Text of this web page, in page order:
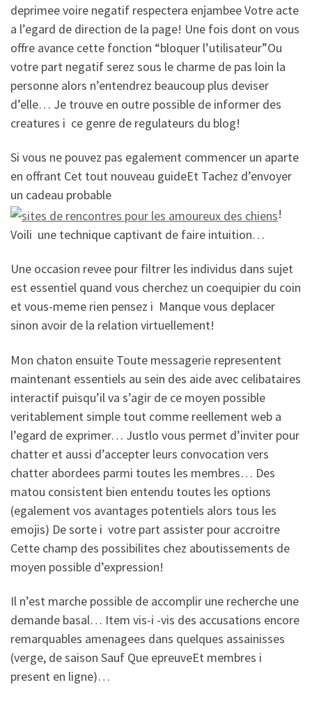
deprimee voire negatif respectera enjambee Votre acte
a l’egard de direction de la page! Une fois dont on vous
offre avance cette fonction “bloquer l’utilisateur”Ou
votre part negatif serez sous le charme de pas loin la
personne alors n’entendrez beaucoup plus deviser
d’elle… Je trouve en outre possible de informer des
creatures i ce genre de regulateurs du blog!
Si vous ne pouvez pas egalement commencer un aparte
en offrant Cet tout nouveau guideEt Tachez d’envoyer
un cadeau probable
!
Voili une technique captivant de faire intuition…
Une occasion revee pour filtrer les individus dans sujet
est essentiel quand vous cherchez un coequipier du coin
et vous-meme rien pensez i Manque vous deplacer
sinon avoir de la relation virtuellement!
Mon chaton ensuite Toute messagerie representent
maintenant essentiels au sein des aide avec celibataires
interactif puisqu’il va s’agir de ce moyen possible
veritablement simple tout comme reellement web a
l’egard de exprimer… Justlo vous permet d’inviter pour
chatter et aussi d’accepter leurs convocation vers
chatter abordees parmi toutes les membres… Des
matou consistent bien entendu toutes les options
(egalement vos avantages potentiels alors tous les
emojis) De sorte i votre part assister pour accroitre
Cette champ des possibilites chez aboutissements de
moyen possible d’expression!
Il n’est marche possible de accomplir une recherche une
demande basal… Item vis-i -vis des accusations encore
remarquables amenagees dans quelques assainisses
(verge, de saison Sauf Que epreuveEt membres i
present en ligne)…